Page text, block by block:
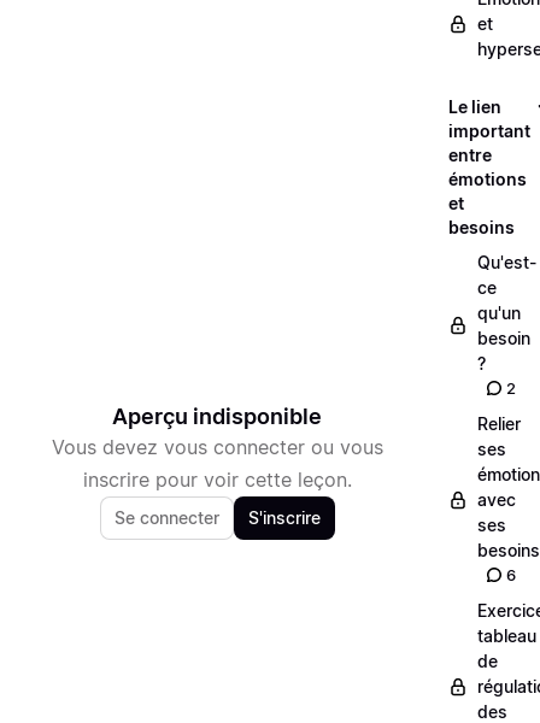
Aperçu indisponible
Vous devez vous connecter ou vous
inscrire pour voir cette leçon.
Se connecter S'inscrire
et
Le lien
important
entre
émotions
et
besoins
Qu'est-
ce
qu'un
besoin
?
2
Relier
ses
avec
ses
besoins
6
tableau
de
des